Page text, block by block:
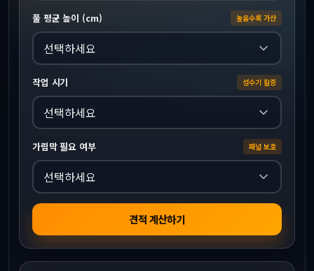
풀 평균 높이 (cm) 높을수록 가산
작업 시기 성수기 할증
가림막 필요 여부 패널 보호
견적 계산하기